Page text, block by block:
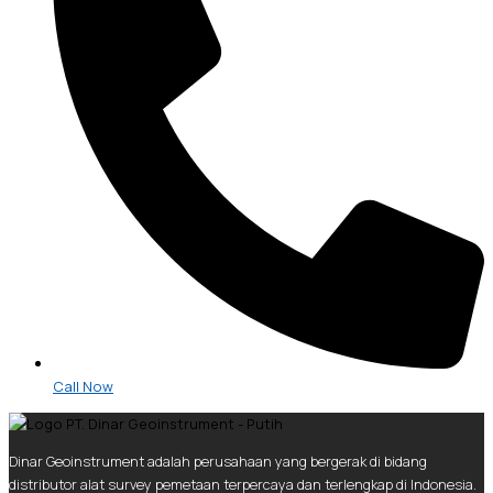
Call Now
Dinar Geoinstrument adalah perusahaan yang bergerak di bidang
distributor alat survey pemetaan terpercaya dan terlengkap di Indonesia.